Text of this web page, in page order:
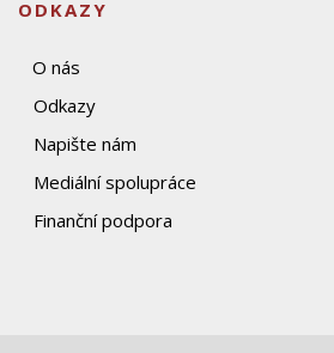
ODKAZY
O nás
Odkazy
Napište nám
Mediální spolupráce
Finanční podpora